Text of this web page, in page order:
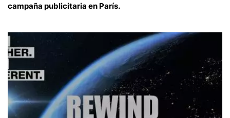
campaña publicitaria en París.